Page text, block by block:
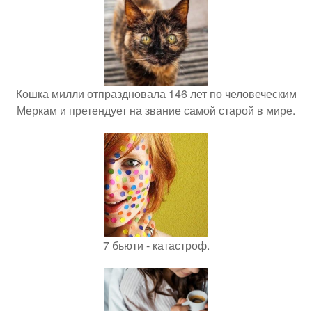
Кошка милли отпраздновала 146 лет по человеческим
Меркам и претендует на звание самой старой в мире.
7 бьюти - катастроф.